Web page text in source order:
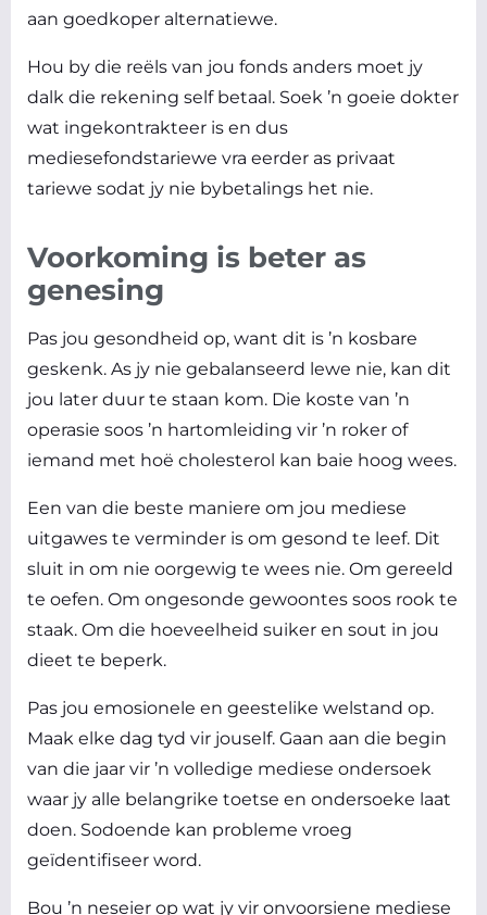
aan goedkoper alternatiewe.
Hou by die reëls van jou fonds anders moet jy
dalk die rekening selfbetaal. Soek ’n goeie dokter
wat ingekontrakteer is en dus
mediesefondstariewe vra eerder as privaat
tariewe sodat jy nie bybetalings het nie.
Voorkoming is beter as
genesing
Pas jou gesondheid op, want dit is ’n kosbare
geskenk. As jy nie gebalanseerd lewe nie, kan dit
jou later duur te staan kom. Die koste van ’n
operasie soos ’n hartomleiding vir ’n roker of
iemand met hoë cholesterol kan baie hoog wees.
Een van die beste maniere om jou mediese
uitgawes te verminder is om gesond te leef. Dit
sluit in om nie oorgewig te wees nie. Om gereeld
te oefen. Om ongesonde gewoontes soos rook te
staak. Om die hoeveelheid suiker en sout in jou
dieet te beperk.
Pas jou emosionele en geestelike welstand op.
Maak elke dag tyd vir jouself. Gaan aan die begin
van die jaar vir ’n volledige mediese ondersoek
waar jy alle belangrike toetse en ondersoeke laat
doen. Sodoende kan probleme vroeg
geïdentifiseer word.
Bou ’n neseier op wat jy vir onvoorsiene mediese